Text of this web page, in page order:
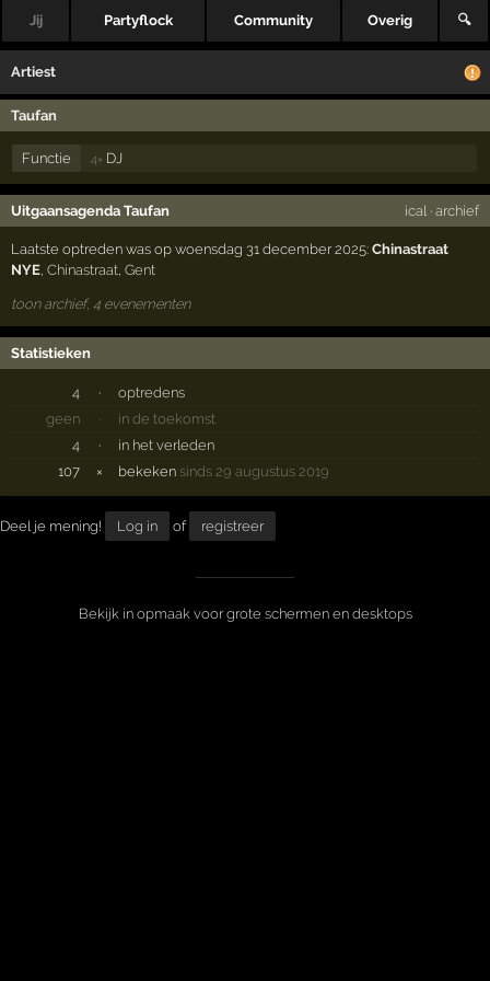
Jij Partyflock Community Overig 🔍
Artiest
Taufan
Functie 4× DJ
Uitgaansagenda Taufan ical· archief
Laatste optreden was op woensdag 31 december 2025:Chinastraat
NYE ,Chinastraat ,Gent
toon archief, 4 evenementen
Statistieken
4 ·
optredens
geen
·
in de toekomst
4
·
in het verleden
107
× bekeken sinds 29 augustus 2019
Deel je mening! Log in of registreer
Bekijk in opmaak voor grote schermen en desktops